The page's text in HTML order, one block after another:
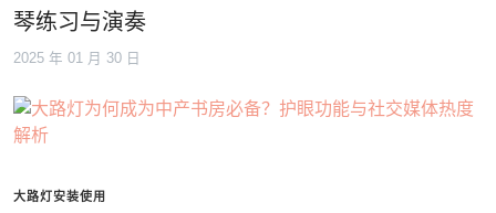
琴练习与演奏
2025 年 01 月 30 日
大路灯安装使用